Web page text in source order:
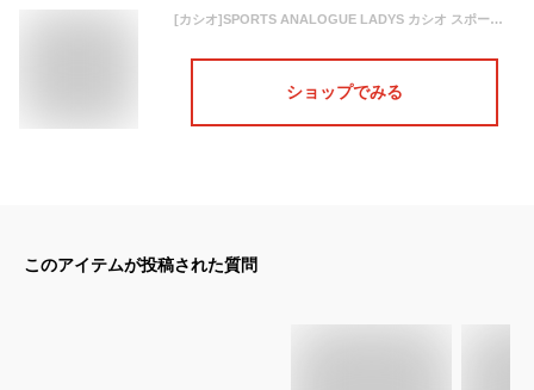
[カシオ]SPORTS ANALOGUE LADYS カシオ スポーツ アナログ レディース LRW-200H-4E3 腕時計 キッズ 子供 女の子 チープカシオ [並行輸入品]
ショップでみる
このアイテムが投稿された質問